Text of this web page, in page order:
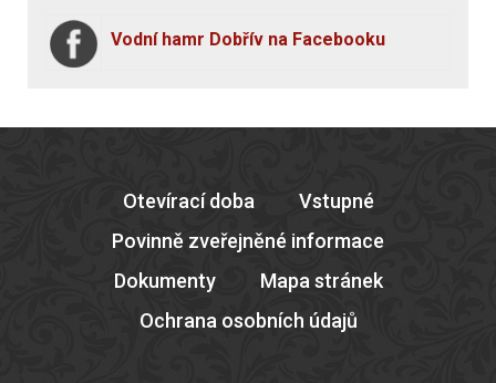
Vodní hamr Dobřív na Facebooku
Otevírací doba
Vstupné
Povinně zveřejněné informace
Dokumenty
Mapa stránek
Ochrana osobních údajů